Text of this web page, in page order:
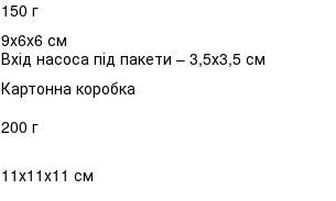
150 г
9х6х6 см
Вхід насоса під пакети – 3,5х3,5 см
Картонна коробка
200 г
11х11х11 см